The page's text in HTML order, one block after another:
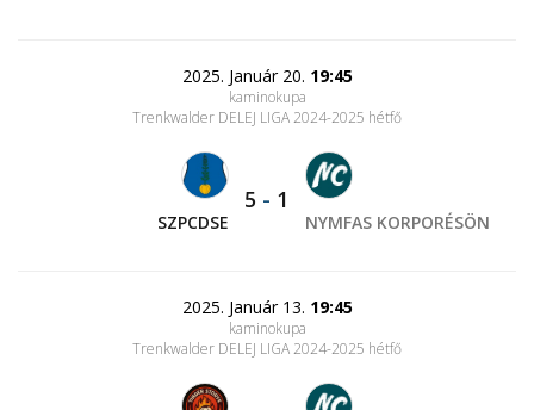
2025. Január 20. 19:45
kaminokupa
Trenkwalder DELEJ LIGA 2024-2025 hétfő
SZPCDSE
5 - 1
NYMFAS KORPORÉSÖN
2025. Január 13. 19:45
kaminokupa
Trenkwalder DELEJ LIGA 2024-2025 hétfő